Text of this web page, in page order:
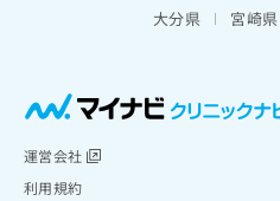
大分県
宮崎県
運営会社
利用規約